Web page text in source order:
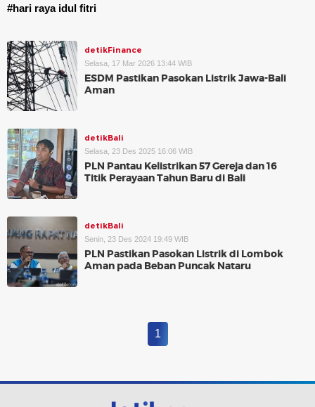
#hari raya idul fitri
detikFinance
Selasa, 17 Mar 2026 13:44 WIB
ESDM Pastikan Pasokan Listrik Jawa-Bali
Aman
detikBali
Selasa, 23 Des 2025 16:06 WIB
PLN Pantau Kelistrikan 57 Gereja dan 16
Titik Perayaan Tahun Baru di Bali
detikBali
Senin, 23 Des 2024 19:49 WIB
PLN Pastikan Pasokan Listrik di Lombok
Aman pada Beban Puncak Nataru
1